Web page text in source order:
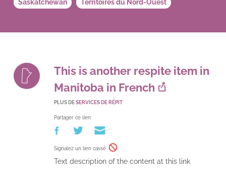
Saskatchewan
Territoires du Nord-Ouest
This is another respite item in
Manitoba in French
PLUS DESERVICES DE RÉPIT
Partager ce lien:
Signalez un lien cassé
Text description of the content at this link